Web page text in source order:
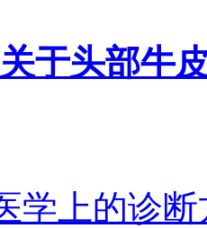
关于头部牛
学上的诊断